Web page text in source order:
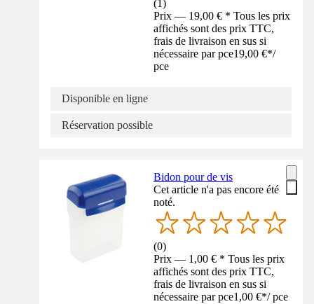
(1)
Prix — 19,00 € * Tous les prix
affichés sont des prix TTC,
frais de livraison en sus si
nécessaire par pce19,00 €*/
pce
Disponible en ligne
Réservation possible
Bidon pour de vis
Cet article n'a pas encore été
noté.
(0)
Prix — 1,00 € * Tous les prix
affichés sont des prix TTC,
frais de livraison en sus si
nécessaire par pce1,00 €*/ pce